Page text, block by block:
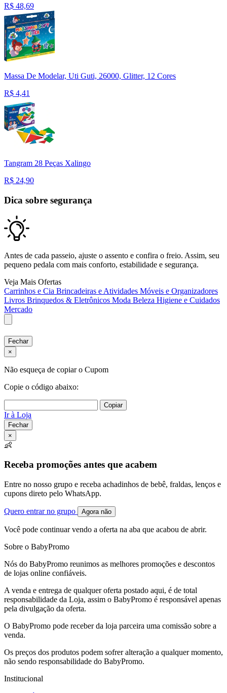
R$ 48,69
Massa De Modelar, Uti Guti, 26000, Glitter, 12 Cores
R$ 4,41
Tangram 28 Peças Xalingo
R$ 24,90
Dica sobre segurança
Antes de cada passeio, ajuste o assento e confira o freio. Assim, seu
pequeno pedala com mais conforto, estabilidade e segurança.
Veja Mais Ofertas
Carrinhos e Cia Brincadeiras e Atividades Móveis e Organizadores
Livros Brinquedos & Eletrônicos Moda Beleza Higiene e Cuidados
Mercado
Fechar
×
Não esqueça de copiar o Cupom
Copie o código abaixo:
Copiar
Ir à Loja
Fechar
×
👶
Receba promoções antes que acabem
Entre no nosso grupo e receba achadinhos de bebê, fraldas, lenços e
cupons direto pelo WhatsApp.
Quero entrar no grupo Agora não
Você pode continuar vendo a oferta na aba que acabou de abrir.
Sobre o BabyPromo
Nós do BabyPromo reunimos as melhores promoções e descontos
de lojas online confiáveis.
A venda e entrega de qualquer oferta postado aqui, é de total
responsabilidade da Loja, assim o BabyPromo é responsável apenas
pela divulgação da oferta.
O BabyPromo pode receber da loja parceira uma comissão sobre a
venda.
Os preços dos produtos podem sofrer alteração a qualquer momento,
não sendo responsabilidade do BabyPromo.
Institucional